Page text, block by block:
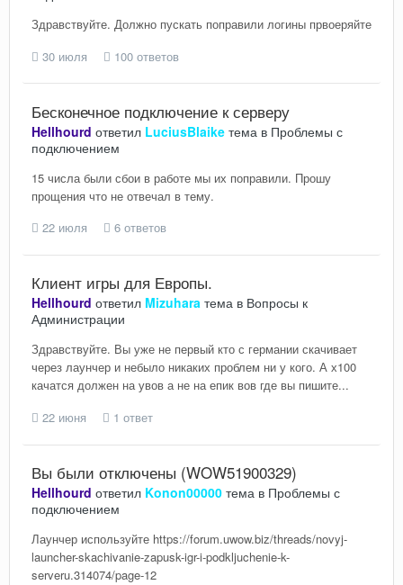
Здравствуйте. Должно пускать поправили логины првоеряйте
30 июля
100 ответов
Бесконечное подключение к серверу
Hellhourd ответил LuciusBlaike тема в Проблемы с
подключением
15 числа были сбои в работе мы их поправили. Прошу
прощения что не отвечал в тему.
22 июля
6 ответов
Клиент игры для Европы.
Hellhourd ответил Mizuhara тема в Вопросы к
Администрации
Здравствуйте. Вы уже не первый кто с германии скачивает
через лаунчер и небыло никаких проблем ни у кого. А х100
качатся должен на увов а не на епик вов где вы пишите...
22 июня
1 ответ
Вы были отключены (WOW51900329)
Hellhourd ответил Konon00000 тема в Проблемы с
подключением
Лаунчер используйте https://forum.uwow.biz/threads/novyj-
launcher-skachivanie-zapusk-igr-i-podkljuchenie-k-
serveru.314074/page-12